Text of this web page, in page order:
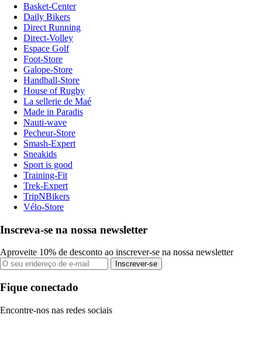
Basket-Center
Daily Bikers
Direct Running
Direct-Volley
Espace Golf
Foot-Store
Galope-Store
Handball-Store
House of Rugby
La sellerie de Maé
Made in Paradis
Nauti-wave
Pecheur-Store
Smash-Expert
Sneakids
Sport is good
Training-Fit
Trek-Expert
TripNBikers
Vélo-Store
Inscreva-se na nossa newsletter
Aproveite 10% de desconto ao inscrever-se na nossa newsletter
Inscrever-se
Fique conectado
Encontre-nos nas redes sociais